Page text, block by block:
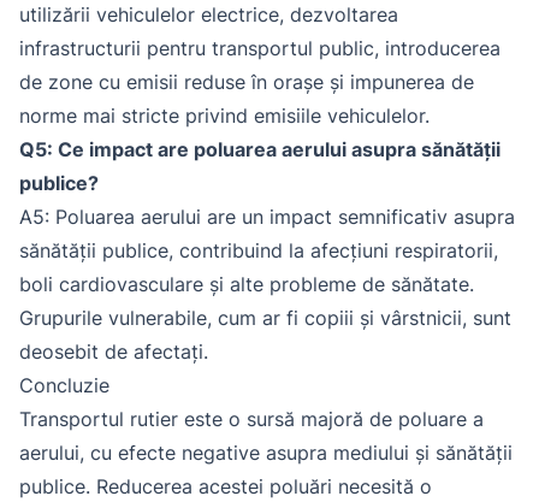
utilizării vehiculelor electrice, dezvoltarea
infrastructurii pentru transportul public, introducerea
de zone cu emisii reduse în orașe și impunerea de
norme mai stricte privind emisiile vehiculelor.
Q5: Ce impact are poluarea aerului asupra sănătății
publice?
A5: Poluarea aerului are un impact semnificativ asupra
sănătății publice, contribuind la afecțiuni respiratorii,
boli cardiovasculare și alte probleme de sănătate.
Grupurile vulnerabile, cum ar fi copiii și vârstnicii, sunt
deosebit de afectați.
Concluzie
Transportul rutier este o sursă majoră de poluare a
aerului, cu efecte negative asupra mediului și sănătății
publice. Reducerea acestei poluări necesită o